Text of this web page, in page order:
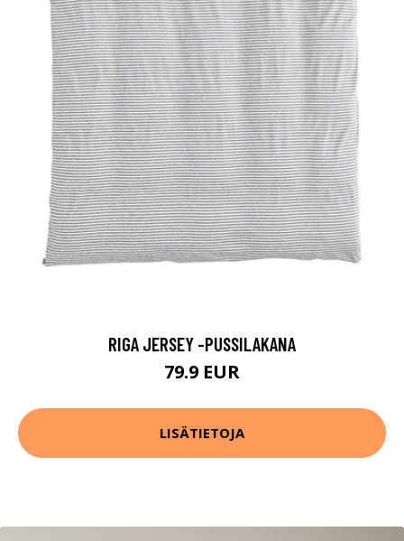
RIGA JERSEY -PUSSILAKANA
79.9 EUR
LISÄTIETOJA